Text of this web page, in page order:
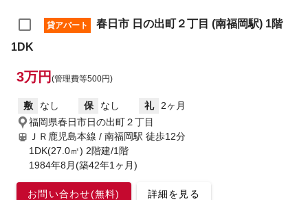
貸アパート
春日市 日の出町２丁目 (南福岡駅) 1階
1DK
3万円 (管理費等500円)
敷 なし 保 なし 礼
2ヶ月
福岡県春日市日の出町２丁目
ＪＲ鹿児島本線 / 南福岡駅 徒歩12分
1DK(27.0㎡) 2階建/1階
1984年8月(築42年1ヶ月)
お問い合わせ(無料) 詳細を見る